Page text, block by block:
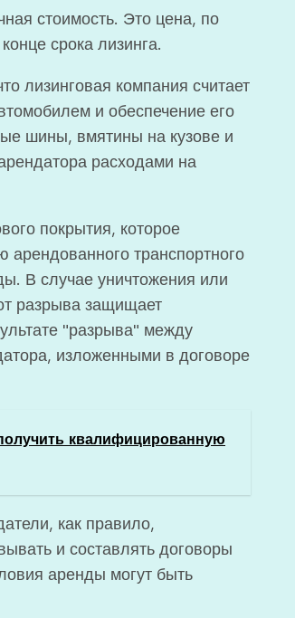
стоимость. Это цена, по
срока лизинга.
лизинговая компания считает
и обеспечение его
шины, вмятины на кузове и
расходами на
покрытия, которое
транспортного
В случае уничтожения или
разрыва защищает
"разрыва" между
изложенными в договоре
квалифицированную
как правило,
и составлять договоры
аренды могут быть